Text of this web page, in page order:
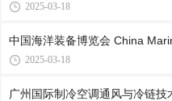
2025-03-18
中国海洋装备博览会 China
2025-03-18
广州国际制冷空调通风与冷链技